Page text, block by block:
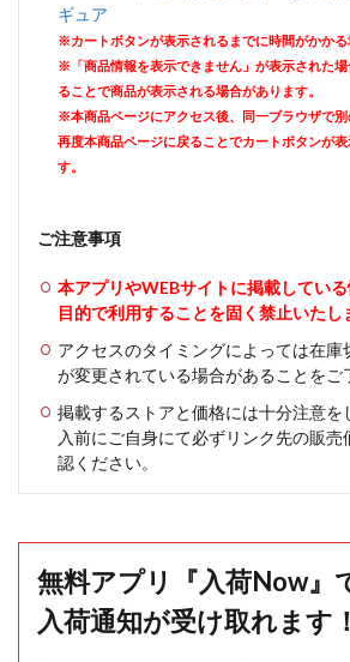
ギュア
※カートボタンが表示されるまでに時間がかかる
※「商品情報を表示できません」が表示された
ることで商品が表示される場合があります。
※本商品ページにアクセス後、同一ブラウザで別
再度本商品ページに戻ることでカートボタンが
す。
ご注意事項
本アプリやWEBサイトに掲載してい
目的で利用することを固く禁止いたし
アクセスのタイミングによっては在庫
が変更されている場合があることをご
掲載するストアと価格には十分注意を
入前にご自身にて必ずリンク先の販
認ください。
無料アプリ『入荷Now』
入荷通知が受け取れます！